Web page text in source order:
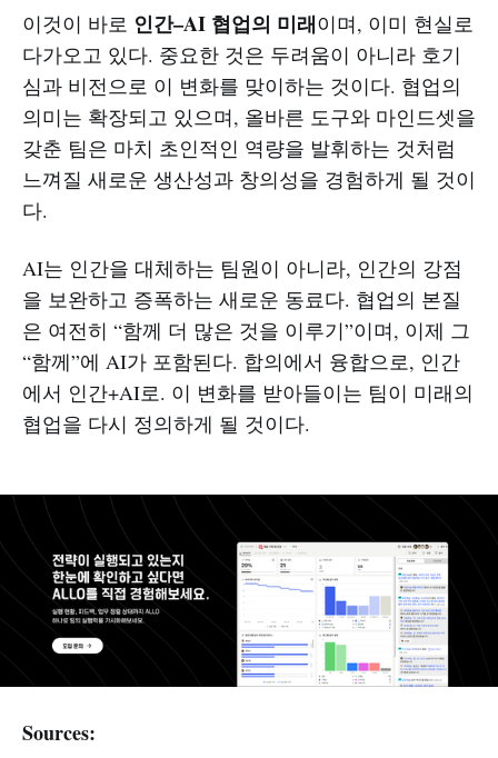
이것이 바로 인간–AI 협업의 미래이며, 이미 현실로
다가오고 있다. 중요한 것은 두려움이 아니라 호기
심과 비전으로 이 변화를 맞이하는 것이다. 협업의
의미는 확장되고 있으며, 올바른 도구와 마인드셋을
갖춘 팀은 마치 초인적인 역량을 발휘하는 것처럼
느껴질 새로운 생산성과 창의성을 경험하게 될 것이
다.
AI는 인간을 대체하는 팀원이 아니라, 인간의 강점
을 보완하고 증폭하는 새로운 동료다. 협업의 본질
은 여전히 “함께 더 많은 것을 이루기”이며, 이제 그
“함께”에 AI가 포함된다. 합의에서 융합으로, 인간
에서 인간+AI로. 이 변화를 받아들이는 팀이 미래의
협업을 다시 정의하게 될 것이다.
Sources: